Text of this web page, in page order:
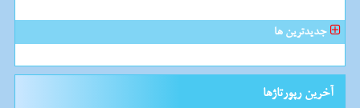
جدیدترین ها
آخرین رپورتاژها